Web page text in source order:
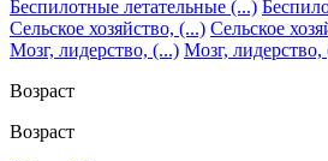
Беспилотные летательные (...)
Сельское хозяйство, (...) Сельское
Мозг, лидерство, (...) Мозг, лидерство,
Возраст
Возраст